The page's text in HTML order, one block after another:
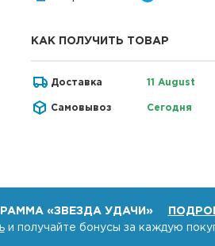
КАК ПОЛУЧИТЬ ТОВАР
Доставка 11 August
Самовывоз Сегодня
«ЗВЕЗДА УДАЧИ»
и получайте бонусы за каждую